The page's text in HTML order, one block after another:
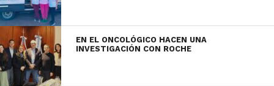
EN EL ONCOLÓGICO HACEN UNA
INVESTIGACIÓN CON ROCHE